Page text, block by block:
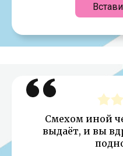
Смехом иной
выдаёт, и вы